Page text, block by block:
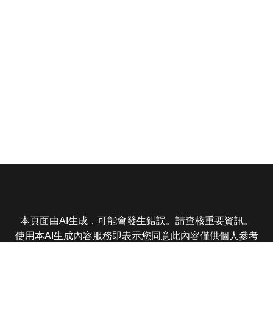
本頁面由AI生成，可能會發生錯誤。請查核重要資訊。
使用本AI生成內容服務即表示您同意此內容僅供個人參考